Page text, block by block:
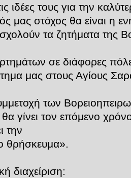
ιδέες τους για την
μας στόχος θα είναι η
τα ζητήματα της
σε διάφορες
μας στους Αγίους
των
γίνει τον επόμενο
την
θρήσκευμα».
διαχείριση: